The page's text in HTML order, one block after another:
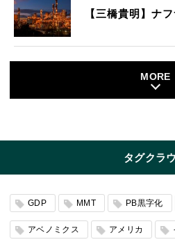
【三橋貴明】ナ
MORE
タグクラ
GDP MMT PB黒字化
アベノミクス アメリカ